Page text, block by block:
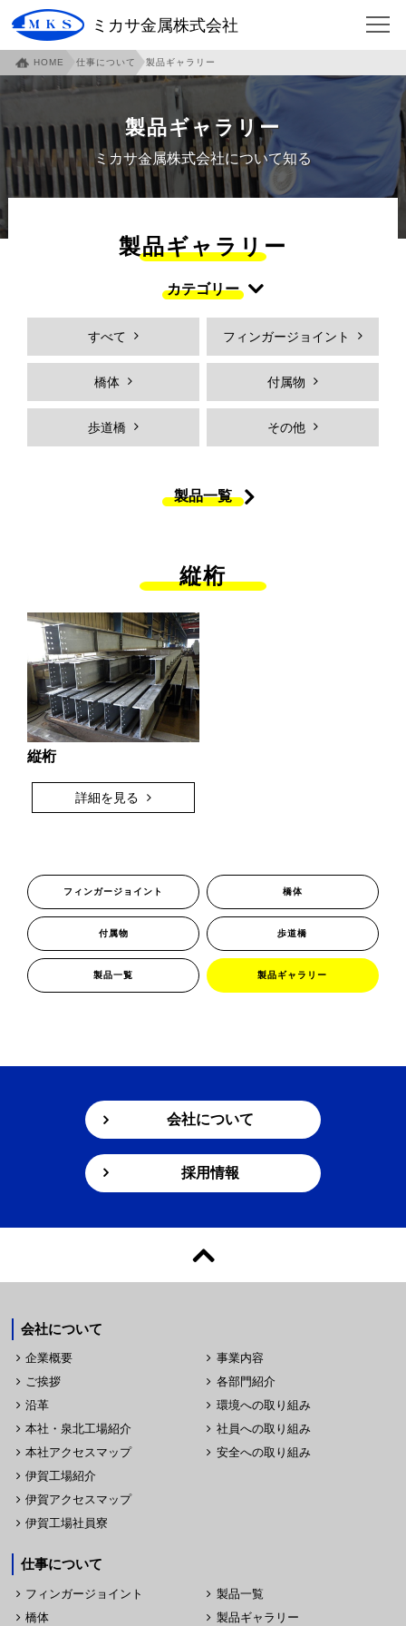
ミカサ金属株式会社
HOME 会社について
ご挨拶
沿革 本社・泉北工場紹介
本社アクセスマップ 伊賀工場紹介
各部門紹介
社員への取り組み
安全への取り組み 仕事について
フィンガージョイント 必見！フィンガージョイント
働く人を知る
弊社の強み
プロジェクトストーリー
新卒採用向け
採用Ｑ&A
HOME 仕事について 製品ギャラリー
製品ギャラリー
ミカサ金属株式会社について知る
製品ギャラリー
カテゴリー
すべて フィンガージョイント
橋体 付属物
歩道橋 その他
製品一覧
縦桁
縦桁
詳細を見る
フィンガージョイント 橋体
付属物 歩道橋
製品一覧 製品ギャラリー
会社について
採用情報
会社について
企業概要
ご挨拶
沿革
本社・泉北工場紹介
本社アクセスマップ
伊賀工場紹介
伊賀アクセスマップ
伊賀工場社員寮
事業内容
各部門紹介
環境への取り組み
社員への取り組み
安全への取り組み
仕事について
フィンガージョイント
橋体
製品一覧
製品ギャラリー